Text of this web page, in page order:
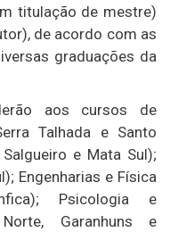
titulação de mestre)
de acordo com as
graduações da
aos cursos de
Talhada e Santo
e Mata Sul);
Engenharias e Física
Psicologia e
Garanhuns e